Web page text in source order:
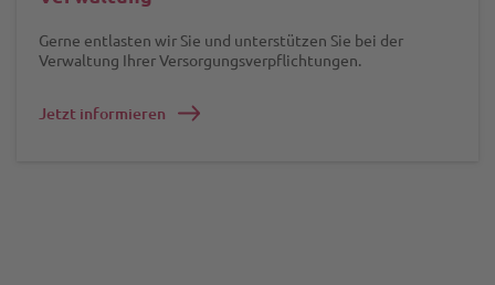
Gerne entlasten wir Sie und unterstützen Sie bei der
Verwaltung Ihrer Versorgungsverpflichtungen.
Jetzt informieren